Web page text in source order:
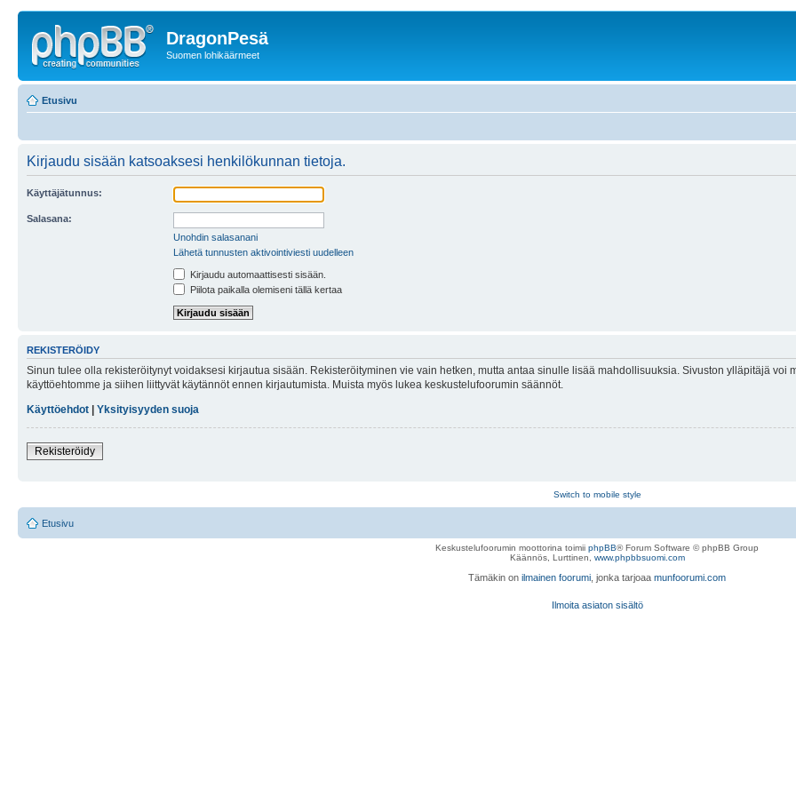
DragonPesä
Suomen lohikäärmeet
Etusivu
Kirjaudu sisään katsoaksesi henkilökunnan tietoja.
Käyttäjätunnus:
Salasana:
Unohdin salasanani
Lähetä tunnusten aktivointiviesti uudelleen
Kirjaudu automaattisesti sisään.
Piilota paikalla olemiseni tällä kertaa
REKISTERÖIDY
Sinun tulee olla rekisteröitynyt voidaksesi kirjautua sisään. Rekisteröityminen vie vain hetken, mutta antaa sinulle lisää mahdollisuuksia. Sivuston ylläpitäjä
käyttöehtomme ja siihen liittyvät käytännöt ennen kirjautumista. Muista myös lukea keskustelufoorumin säännöt.
Käyttöehdot
Yksityisyyden suoja
Rekisteröidy
Switch to mobile style
Etusivu
Keskustelufoorumin moottorina toimii phpBB® Forum Software © phpBB Group
Käännös, Lurttinen, www.phpbbsuomi.com
Tämäkin on ilmainen foorumi , jonka tarjoaa munfoorumi.com
Ilmoita asiaton sisältö